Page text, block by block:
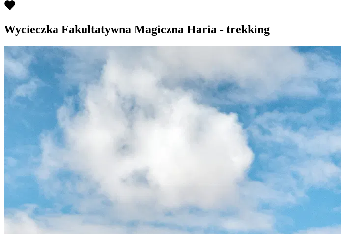
Wycieczka Fakultatywna Magiczna Haria - trekking